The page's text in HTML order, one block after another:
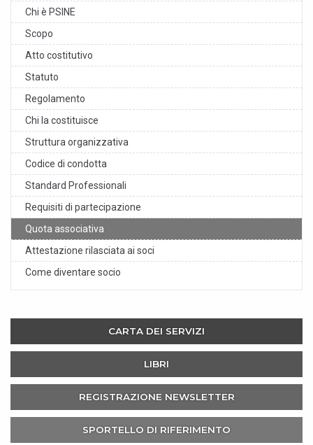
v
e
:
Chi è PSINE
Scopo
Atto costitutivo
Statuto
Regolamento
Chi la costituisce
Struttura organizzativa
Codice di condotta
Standard Professionali
Requisiti di partecipazione
Quota associativa
Attestazione rilasciata ai soci
Come diventare socio
CARTA DEI SERVIZI
LIBRI
REGISTRAZIONE NEWSLETTER
SPORTELLO DI RIFERIMENTO